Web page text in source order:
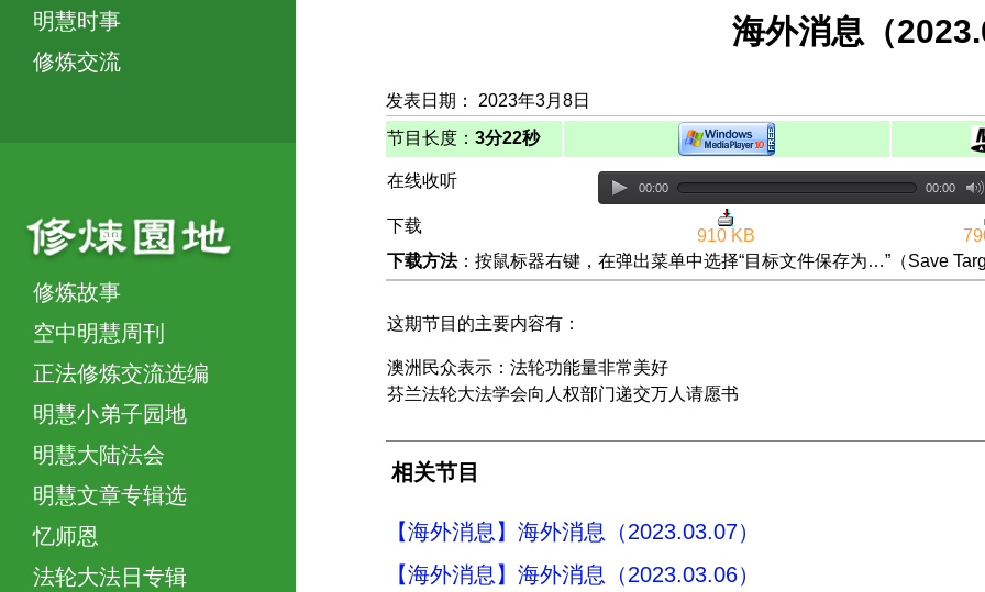
明慧时事
修炼交流
修炼故事
空中明慧周刊
正法修炼交流选编
明慧小弟子园地
明慧大陆法会
明慧文章专辑选
忆师恩
法轮大法日专辑
海外消息（
发表日期： 2023年3月8日
节目长度： 3分22秒
在线收听 00:00 00:00
下载
910 KB
下载方法：按鼠标器右键，在弹出菜单中选择“目标文件保存为…”（Save
这期节目的主要内容有：
澳洲民众表示：法轮功能量非常美好
芬兰法轮大法学会向人权部门递交万人请愿书
相关节目
【海外消息】海外消息（2023.03.07）
【海外消息】海外消息（2023.03.06）